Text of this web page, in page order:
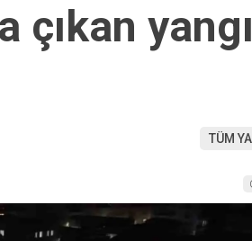
çıkan
TÜM